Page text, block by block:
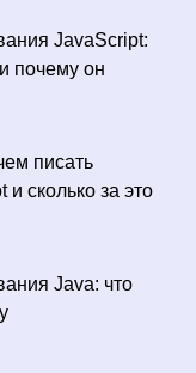
JavaScript:
почему он
писать
и сколько за это
Java: что